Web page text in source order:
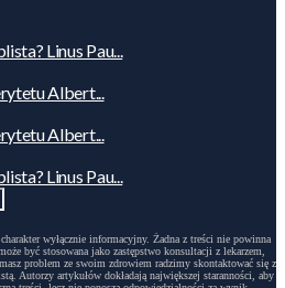
Linus Pau...
Albert...
Albert...
Linus Pau...
wyłącznie informacyjny. Żadna z treści nie powinna
być stosowana jako zastępstwo konsultacji z lekarzem,
problem ze swoim zdrowiem radzimy skontaktować się z
Autorzy artykułów dokładają największej staranności, aby